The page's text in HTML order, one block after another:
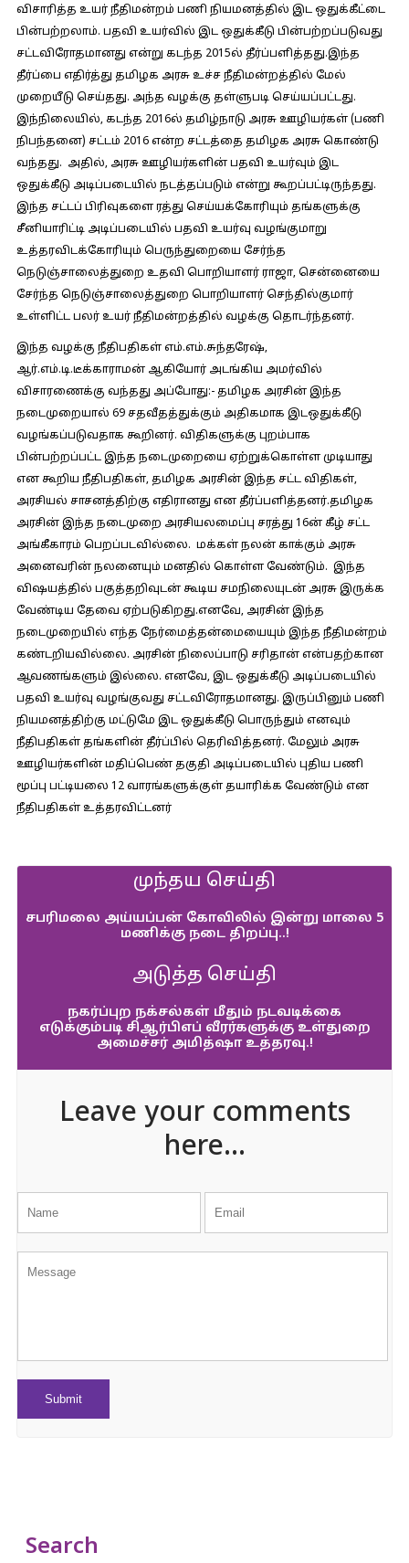
விசாரித்த உயர் நீதிமன்றம் பணி நியமனத்தில் இட ஒதுக்கீட்டை
பின்பற்றலாம். பதவி உயர்வில் இட ஒதுக்கீடு பின்பற்றப்படுவது
சட்டவிரோதமானது என்று கடந்த 2015ல் தீர்ப்பளித்தது.இந்த
தீர்ப்பை எதிர்த்து தமிழக அரசு உச்ச நீதிமன்றத்தில் மேல்
முறையீடு செய்தது. அந்த வழக்கு தள்ளுபடி செய்யப்பட்டது.
இந்நிலையில், கடந்த 2016ல் தமிழ்நாடு அரசு ஊழியர்கள் (பணி
நிபந்தனை) சட்டம் 2016 என்ற சட்டத்தை தமிழக அரசு கொண்டு
வந்தது. அதில், அரசு ஊழியர்களின் பதவி உயர்வும் இட
ஒதுக்கீடு அடிப்படையில் நடத்தப்படும் என்று கூறப்பட்டிருந்தது.
இந்த சட்டப் பிரிவுகளை ரத்து செய்யக்கோரியும் தங்களுக்கு
சீனியாரிட்டி அடிப்படையில் பதவி உயர்வு வழங்குமாறு
உத்தரவிடக்கோரியும் பெருந்துறையை சேர்ந்த
நெடுஞ்சாலைத்துறை உதவி பொறியாளர் ராஜா, சென்னையை
சேர்ந்த நெடுஞ்சாலைத்துறை பொறியாளர் செந்தில்குமார்
உள்ளிட்ட பலர் உயர் நீதிமன்றத்தில் வழக்கு தொடர்ந்தனர்.
இந்த வழக்கு நீதிபதிகள் எம்.எம்.சுந்தரேஷ்,
ஆர்.எம்.டி.டீக்காராமன் ஆகியோர் அடங்கிய அமர்வில்
விசாரணைக்கு வந்தது அப்போது:- தமிழக அரசின் இந்த
நடைமுறையால் 69 சதவீதத்துக்கும் அதிகமாக இடஒதுக்கீடு
வழங்கப்படுவதாக கூறினர். விதிகளுக்கு புறம்பாக
பின்பற்றப்பட்ட இந்த நடைமுறையை ஏற்றுக்கொள்ள முடியாது
என கூறிய நீதிபதிகள், தமிழக அரசின் இந்த சட்ட விதிகள்,
அரசியல் சாசனத்திற்கு எதிரானது என தீர்ப்பளித்தனர்.தமிழக
அரசின் இந்த நடைமுறை அரசியலமைப்பு சரத்து 16ன் கீழ் சட்ட
அங்கீகாரம் பெறப்படவில்லை. மக்கள் நலன் காக்கும் அரசு
அனைவரின் நலனையும் மனதில் கொள்ள வேண்டும். இந்த
விஷயத்தில் பகுத்தறிவுடன் கூடிய சமநிலையுடன் அரசு இருக்க
வேண்டிய தேவை ஏற்படுகிறது.எனவே, அரசின் இந்த
நடைமுறையில் எந்த நேர்மைத்தன்மையையும் இந்த நீதிமன்றம்
கண்டறியவில்லை. அரசின் நிலைப்பாடு சரிதான் என்பதற்கான
ஆவணங்களும் இல்லை. எனவே, இட ஒதுக்கீடு அடிப்படையில்
பதவி உயர்வு வழங்குவது சட்டவிரோதமானது. இருப்பினும் பணி
நியமனத்திற்கு மட்டுமே இட ஒதுக்கீடு பொருந்தும் எனவும்
நீதிபதிகள் தங்களின் தீர்ப்பில் தெரிவித்தனர். மேலும் அரசு
ஊழியர்களின் மதிப்பெண் தகுதி அடிப்படையில் புதிய பணி
மூப்பு பட்டியலை 12 வாரங்களுக்குள் தயாரிக்க வேண்டும் என
நீதிபதிகள் உத்தரவிட்டனர்
முந்தய செய்தி
சபரிமலை அய்யப்பன் கோவிலில் இன்று மாலை 5
மணிக்கு நடை திறப்பு..!
அடுத்த செய்தி
நகர்ப்புற நக்சல்கள் மீதும் நடவடிக்கை
எடுக்கும்படி சிஆர்பிஎப் வீரர்களுக்கு உள்துறை
அமைச்சர் அமித்ஷா உத்தரவு.!
Leave your comments
here...
Search